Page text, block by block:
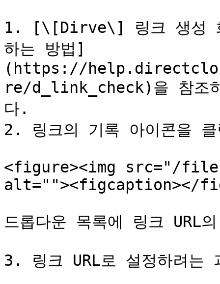
1. [\[Dirve\] 링크 생성 화
하는 방법]
(https://
re/d_link_check)을 참조
다.
2. 링크의 기록 아이콘을 클
<figure><img src="/files/
alt=""><figcaption></
드롭다운 목록에 링크 URL
3. 링크 URL로 설정하려는